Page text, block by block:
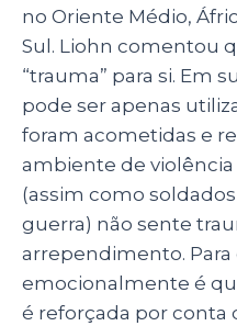
no Oriente Médio,
Sul. Liohn comentou
“trauma” para si. Em
pode ser apenas
foram acometidas e
ambiente de violência
(assim como
guerra) não sente
arrependimento.
emocionalmente é
é reforçada por conta